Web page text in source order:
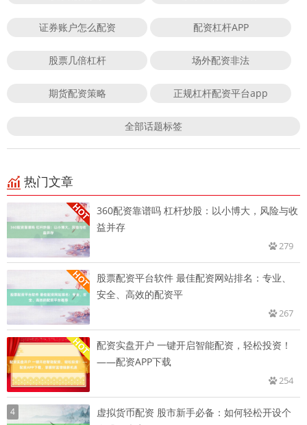
证券账户怎么配资 配资杠杆APP
股票几倍杠杆 场外配资非法
期货配资策略 正规杠杆配资平台app
全部话题标签
热门文章
360配资靠谱吗 杠杆炒股：以小博大，风险与收
益并存
279
股票配资平台软件 最佳配资网站排名：专业、
安全、高效的配资平
267
配资实盘开户 一键开启智能配资，轻松投资！
——配资APP下载
254
4
虚拟货币配资 股市新手必备：如何轻松开设个